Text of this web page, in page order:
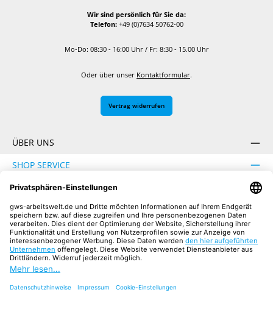
Wir sind persönlich für Sie da:
Telefon:+49 (0)7634 50762-00
Mo-Do: 08:30 - 16:00 Uhr / Fr: 8:30 - 15.00 Uhr
Oder über unser Kontaktformular.
Vertrag widerrufen
ÜBER UNS
SHOP SERVICE
INFORMATION
SICHER EINKAUFEN
UNSERE COMMUNITIES
FacebookInstagramYouTube